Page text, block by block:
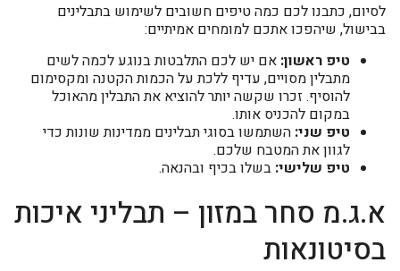
לסיום, כתבנו לכם כמה טיפים חשובים לשימוש בתבלינים
בבישול, שיהפכו אתכם למומחים אמיתיים:
טיפ ראשון: אם יש לכם התלבטות בנוגע לכמה לשים
מתבלין מסויים, עדיף ללכת על הכמות הקטנה ומקסימום
להוסיף. זכרו שקשה יותר להוציא את התבלין מהאוכל
במקום להכניס אותו.
טיפ שני: השתמשו בסוגי תבלינים ממדינות שונות כדי
לגוון את המטבח שלכם.
טיפ שלישי: בשלו בכיף ובהנאה.
א.ג.מ סחר במזון – תבליני איכות
בסיטונאות